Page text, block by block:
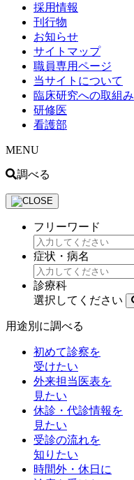
採用情報
刊行物
お知らせ
サイトマップ
職員専用ページ
当サイトについて
臨床研究への取組み
研修医
看護部
MENU
調べる
フリーワード
症状・病名
診療科
選択してください
用途別に調べる
初めて診察を
受けたい
外来担当医表を
見たい
休診・代診情報を
見たい
受診の流れを
知りたい
時間外・休日に